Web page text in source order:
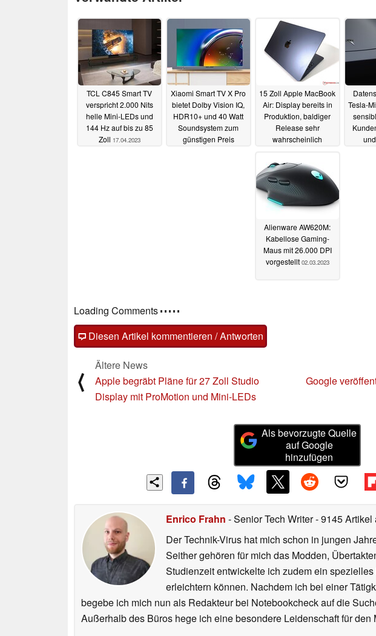
TCL C845 Smart TV
verspricht 2.000 Nits
helle Mini-LEDs und
144 Hz auf bis zu 85
Zoll 17.04.2023
Xiaomi Smart TV X Pro
bietet Dolby Vision IQ,
HDR10+ und 40 Watt
Soundsystem zum
günstigen Preis
15 Zoll Apple MacBook
Air: Display bereits in
Produktion, baldiger
Release sehr
wahrscheinlich
Tesla-
Alienware AW620M:
Kabellose Gaming-
Maus mit 26.000 DPI
vorgestellt 02.03.2023
Loading Comments
Diesen Artikel kommentieren / Antworten
⟨
Ältere News
Apple begräbt Pläne für 27 Zoll Studio
Display mit ProMotion und Mini-LEDs
Google
Als bevorzugte Quelle
auf Google
hinzufügen
Enrico Frahn - Senior Tech Writer- 9145 Artikel
Der Technik-Virus hat mich schon in jungen
Seither gehören für mich das Modden,
Studienzeit entwickelte ich zudem ein
erleichtern können. Nachdem ich bei einer
begebe ich mich nun als Redakteur bei Notebookcheck auf die
Außerhalb des Büros hege ich eine besondere Leidenschaft für